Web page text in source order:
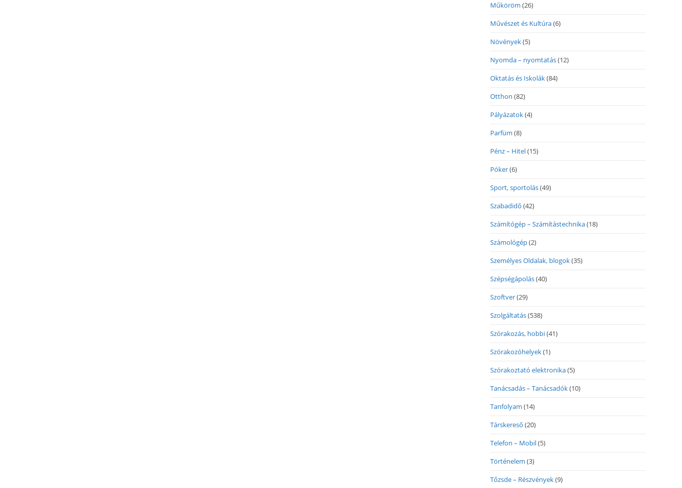
Műköröm (26)
Művészet és Kultúra(6)
Növények(5)
Nyomda – nyomtatás(12)
Oktatás és Iskolák(84)
Otthon (82)
Pályázatok(4)
Parfüm (8)
Pénz – Hitel(15)
Póker(6)
Sport, sportolás(49)
Szabadidő (42)
Számítógép – Számítástechnika(18)
Számológép(2)
Személyes Oldalak, blogok(35)
Szépségápolás(40)
Szoftver(29)
Szolgáltatás(538)
Szórakozás, hobbi(41)
Szórakozóhelyek(1)
Szórakoztató elektronika(5)
Tanácsadás – Tanácsadók(10)
Tanfolyam (14)
Társkereső (20)
Telefon – Mobil(5)
Történelem (3)
Tőzsde – Részvények(9)